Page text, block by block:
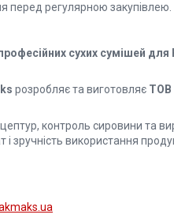
перед регулярною закупівлею.
сухих сумішей
розробляє та виготовляє ТОВ
контроль сировини та
зручність використання